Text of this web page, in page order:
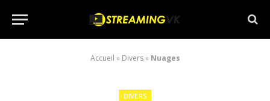
Accueil » Divers» Nuages
DIVERS